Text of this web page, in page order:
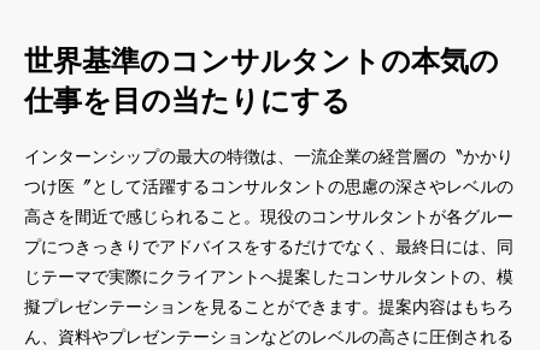
世界基準のコンサルタントの本気の
仕事を目の当たりにする
インターンシップの最大の特徴は、一流企業の経営層の〝かかり
つけ医〞として活躍するコンサルタントの思慮の深さやレベルの
高さを間近で感じられること。現役のコンサルタントが各グルー
プにつきっきりでアドバイスをするだけでなく、最終日には、同
じテーマで実際にクライアントへ提案したコンサルタントの、模
擬プレゼンテーションを見ることができます。提案内容はもちろ
ん、資料やプレゼンテーションなどのレベルの高さに圧倒される